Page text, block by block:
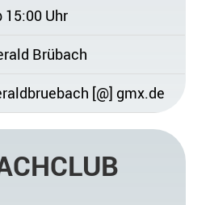
15:00 Uhr
Brübach
[@] gmx.de